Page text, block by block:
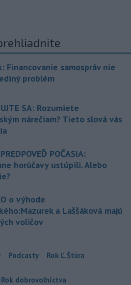
Financovanie samospráv nie
problém
SA: Rozumiete
nárečiam? Tieto slová vás
POČASIA:
horúčavy ustúpili. Alebo
o výhode
a Laššáková majú
voličov
Podcasty Rok Ľ.Štúra
Rok dobrovoľníctva